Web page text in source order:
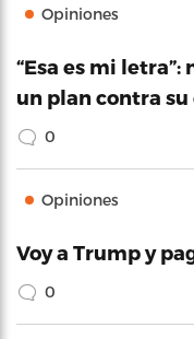
Opiniones
“Esa es mi
un plan contra su
0
Opiniones
Voy a Trump y
0